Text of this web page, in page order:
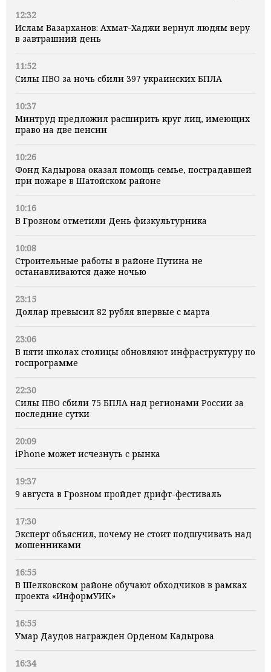
12:32
Ислам Вазарханов: Ахмат-Хаджи вернул людям веру
в завтрашний день
11:52
Силы ПВО за ночь сбили 397 украинских БПЛА
10:37
Минтруд предложил расширить круг лиц, имеющих
право на две пенсии
10:26
Фонд Кадырова оказал помощь семье, пострадавшей
при пожаре в Шатойском районе
10:16
В Грозном отметили День физкультурника
10:08
Строительные работы в районе Путина не
останавливаются даже ночью
23:15
Доллар превысил 82 рубля впервые с марта
23:06
В пяти школах столицы обновляют инфраструктуру по
госпрограмме
22:30
Силы ПВО сбили 75 БПЛА над регионами России за
последние сутки
20:09
iPhone может исчезнуть с рынка
19:37
9 августа в Грозном пройдет дрифт-фестиваль
17:30
Эксперт объяснил, почему не стоит подшучивать над
мошенниками
16:55
В Шелковском районе обучают обходчиков в рамках
проекта «ИнформУИК»
16:55
Умар Даудов награжден Орденом Кадырова
16:34